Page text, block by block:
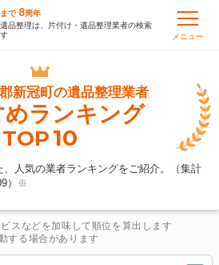
で 8周年
品整理は、片付け・遺品整理業者の検索
メニュー
新冠町の遺品整理業者
めランキング
TOP10
人気の業者ランキングをご紹介。（集計
） ※
スなどを加味して順位を算出します
する場合があります